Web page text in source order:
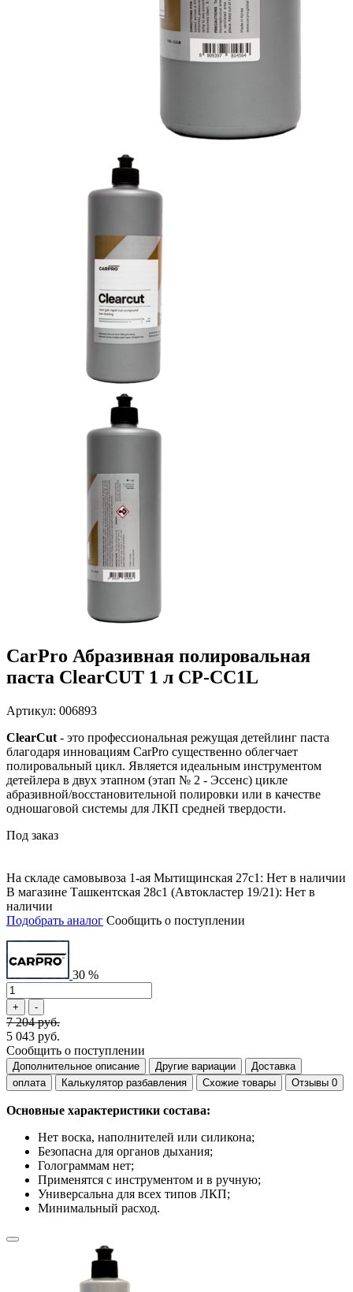
CarPro Абразивная полировальная
паста ClearCUT 1 л CP-CC1L
Артикул: 006893
ClearCut - это профессиональная режущая детейлинг паста
благодаря инновациям CarPro существенно облегчает
полировальный цикл. Является идеальным инструментом
детейлера в двух этапном (этап № 2 - Эссенс) цикле
абразивной/восстановительной полировки или в качестве
одношаговой системы для ЛКП средней твердости.
Под заказ
На складе самовывоза 1-ая Мытищинская 27с1: Нет в наличии
В магазине Ташкентская 28с1 (Автокластер 19/21): Нет в
наличии
Подобрать аналог Сообщить о поступлении
30 %
7 204 руб.
5 043 руб.
Сообщить о поступлении
Дополнительное описание Другие вариации
Доставка
оплата
Калькулятор разбавления Схожие товары Отзывы 0
Основные характеристики состава:
Нет воска, наполнителей или силикона;
Безопасна для органов дыхания;
Голограммам нет;
Применятся с инструментом и в ручную;
Универсальна для всех типов ЛКП;
Минимальный расход.